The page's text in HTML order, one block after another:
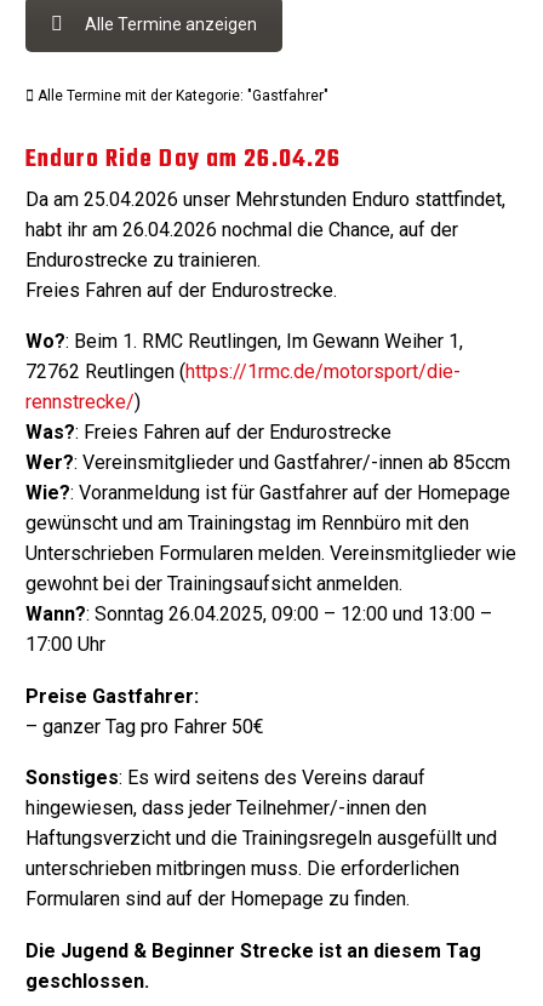
Alle Termine anzeigen
Alle Termine mit der Kategorie: "Gastfahrer"
Enduro Ride Day am 26.04.26
Da am 25.04.2026 unser Mehrstunden Enduro stattfindet,
habt ihr am 26.04.2026 nochmal die Chance, auf der
Endurostrecke zu trainieren.
Freies Fahren auf der Endurostrecke.
Wo?: Beim 1. RMC Reutlingen, Im Gewann Weiher 1,
72762 Reutlingen (https://1rmc.de/motorsport/die-
rennstrecke/)
Was?: Freies Fahren auf der Endurostrecke
Wer?: Vereinsmitglieder und Gastfahrer/-innen ab 85ccm
Wie?: Voranmeldung ist für Gastfahrer auf der Homepage
gewünscht und am Trainingstag im Rennbüro mit den
Unterschrieben Formularen melden. Vereinsmitglieder wie
gewohnt bei der Trainingsaufsicht anmelden.
Wann?: Sonntag 26.04.2025, 09:00 – 12:00 und 13:00 –
17:00 Uhr
Preise Gastfahrer:
– ganzer Tag pro Fahrer 50€
Sonstiges: Es wird seitens des Vereins darauf
hingewiesen, dass jeder Teilnehmer/-innen den
Haftungsverzicht und die Trainingsregeln ausgefüllt und
unterschrieben mitbringen muss. Die erforderlichen
Formularen sind auf der Homepage zu finden.
Die Jugend & Beginner Strecke ist an diesem Tag
geschlossen.